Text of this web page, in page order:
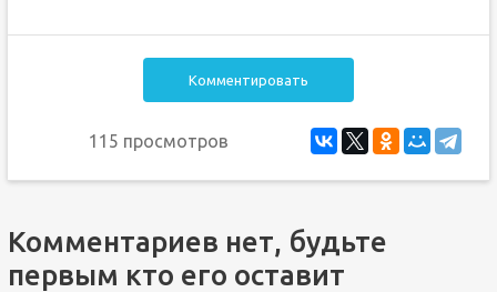
Комментировать
115 просмотров
Комментариев нет, будьте
первым кто его оставит